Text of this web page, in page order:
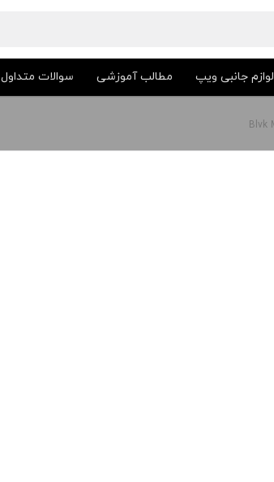
لوازم جانبی ویپ مطالب آموزشی سوالات متداول